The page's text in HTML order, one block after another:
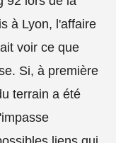
à Lyon, l'affaire
voir ce que
Si, à première
terrain a été